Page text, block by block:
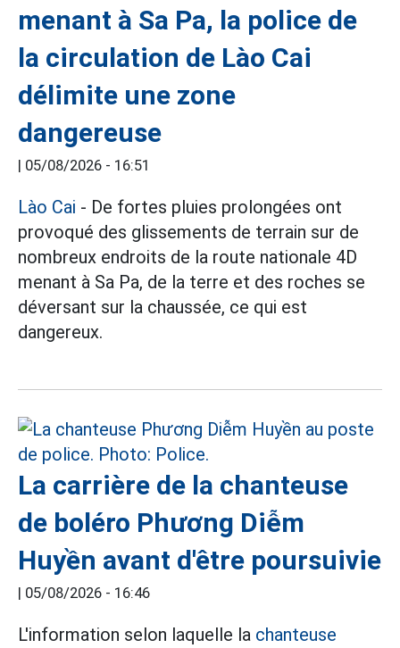
menant à Sa Pa, la police de
la circulation de Lào Cai
délimite une zone
dangereuse
| 05/08/2026 - 16:51
Lào Cai - De fortes pluies prolongées ont
provoqué des glissements de terrain sur de
nombreux endroits de la route nationale 4D
menant à Sa Pa, de la terre et des roches se
déversant sur la chaussée, ce qui est
dangereux.
La carrière de la chanteuse
de boléro Phương Diễm
Huyền avant d'être poursuivie
| 05/08/2026 - 16:46
L'information selon laquelle la chanteuse